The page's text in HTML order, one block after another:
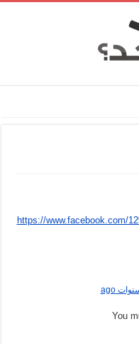
https://www.facebook.com/
You